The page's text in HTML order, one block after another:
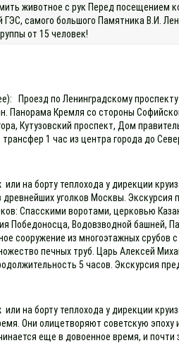
животное с рук Перед посещением
самого большого Памятника В.И.
от 15 человек!
Проезд по Ленинградскому
Панорама Кремля со стороны
Кутузовский проспект, Дом
1 час из центра города до
на борту теплохода у дирекции
уголков Москвы. Экскурсия
Спасскими воротами, церковью
Победоносца, Водовзводной башней,
сооружение из многоэтажных срубов
печных труб. Царь Алексей
5 часов. Экскурсия
на борту теплохода у дирекции
Они олицетворяют советскую эпоху
еще в довоенное время, и